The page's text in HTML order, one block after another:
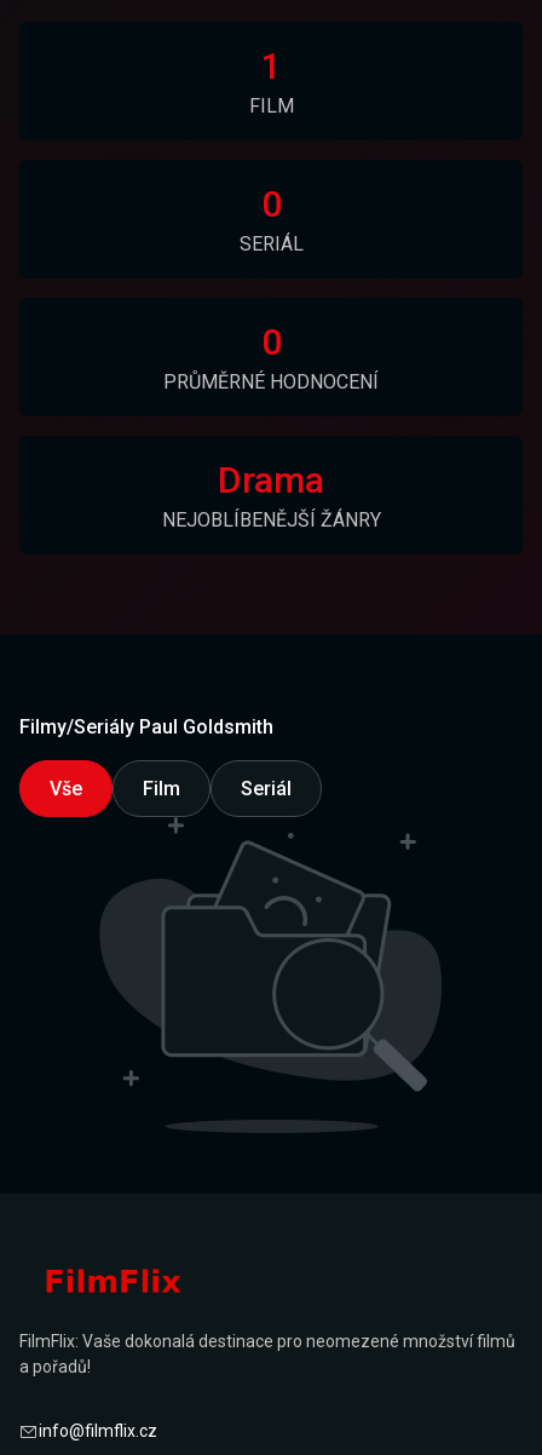
1
FILM
0
SERIÁL
0
PRŮMĚRNÉ HODNOCENÍ
Drama
NEJOBLÍBENĚJŠÍ ŽÁNRY
Filmy/Seriály Paul Goldsmith
Vše Film Seriál
FilmFlix: Vaše dokonalá destinace pro neomezené množství filmů
a pořadů!
info@filmflix.cz